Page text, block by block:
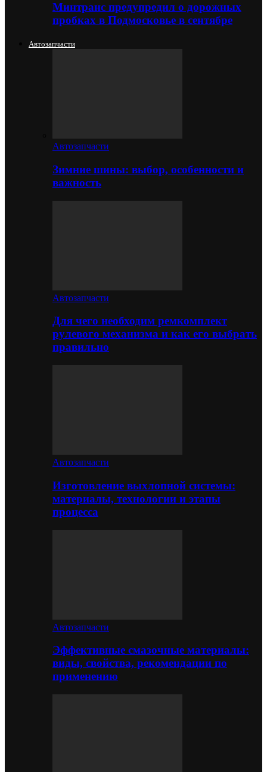
Минтранс предупредил о дорожных
пробках в Подмосковье в сентябре
Автозапчасти
Автозапчасти
Зимние шины: выбор, особенности и
важность
Автозапчасти
Для чего необходим ремкомплект
рулевого механизма и как его выбрать
правильно
Автозапчасти
Изготовление выхлопной системы:
материалы, технологии и этапы
процесса
Автозапчасти
Эффективные смазочные материалы:
виды, свойства, рекомендации по
применению